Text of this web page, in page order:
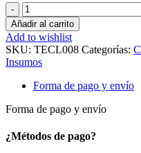
TECLADO
LOGITECH
INALAMBRICO
MK
220
COMBO
cantidad
Añadir al carrito
Add to wishlist
SKU: TECL008 Categorías:
Insumos
Forma de pago y envío
Forma de pago y envío
¿Métodos de pago?